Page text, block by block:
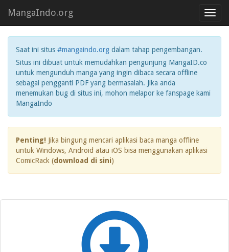
MangaIndo.org
Saat ini situs #mangaindo.org dalam tahap pengembangan.
Situs ini dibuat untuk memudahkan pengunjung MangaID.co
untuk mengunduh manga yang ingin dibaca secara offline
sebagai pengganti PDF yang bermasalah. Jika anda
menemukan bug di situs ini, mohon melapor ke fanspage kami
MangaIndo
Penting! Jika bingung mencari aplikasi baca manga offline
untuk Windows, Android atau iOS bisa menggunakan aplikasi
ComicRack (download di sini)